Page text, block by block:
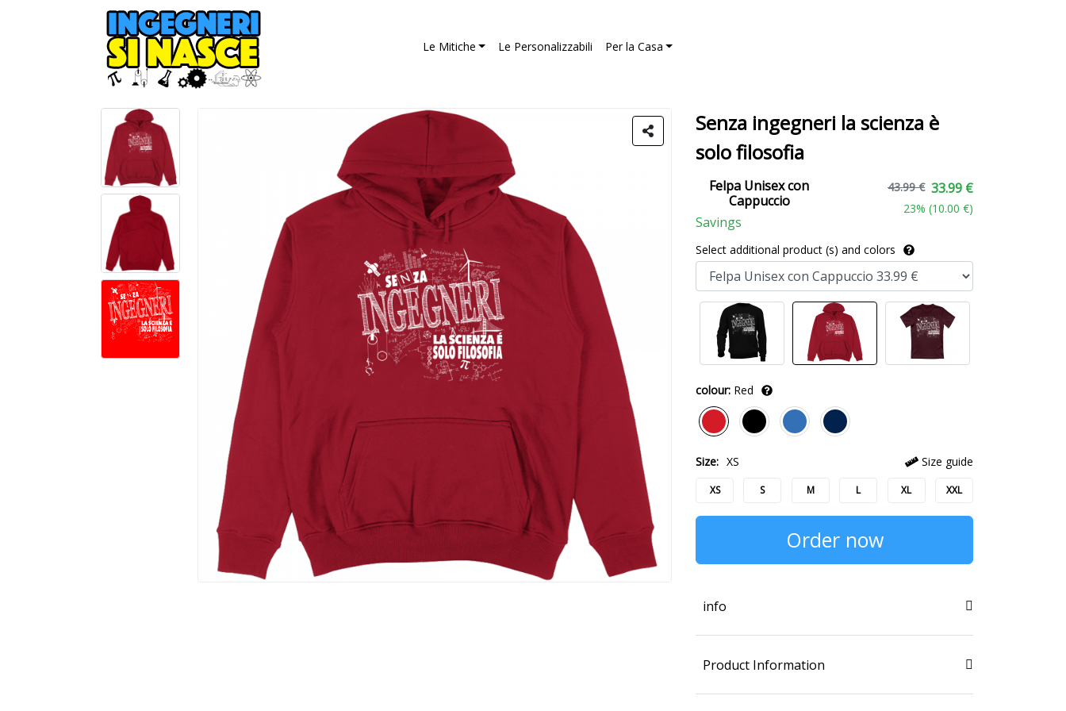
Le Mitiche Le Personalizzabili Per la Casa
Senza ingegneri la scienza è
solo filosofia
Felpa Unisex con
Cappuccio
Savings
43.99 € 33.99 €
23% (10.00 €)
Select additional product (s) and colors
colour: Red
Size: XS Size guide
XS S M L XL XXL
Order now
info
Product Information